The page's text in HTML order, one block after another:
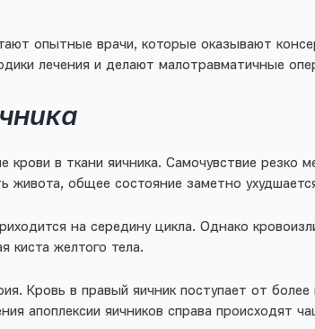
опытные врачи, которые оказывают
лечения и делают малотравматичные
крови в ткани яичника. Самочувствие резко
живота, общее состояние заметно
на середину цикла. Однако
киста желтого тела.
Кровь в правый яичник поступает от
апоплексии яичников справа происходят